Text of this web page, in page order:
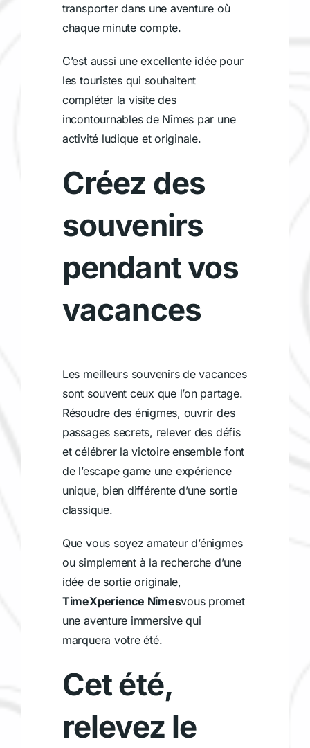
transporter dans une aventure où
chaque minute compte.
C’est aussi une excellente idée pour
les touristes qui souhaitent
compléter la visite des
incontournables de Nîmes par une
activité ludique et originale.
Créez des
souvenirs
pendant vos
vacances
Les meilleurs souvenirs de vacances
sont souvent ceux que l’on partage.
Résoudre des énigmes, ouvrir des
passages secrets, relever des défis
et célébrer la victoire ensemble font
de l’escape game une expérience
unique, bien différente d’une sortie
classique.
Que vous soyez amateur d’énigmes
ou simplement à la recherche d’une
idée de sortie originale,
TimeXperience Nîmesvous promet
une aventure immersive qui
marquera votre été.
Cet été,
relevez le